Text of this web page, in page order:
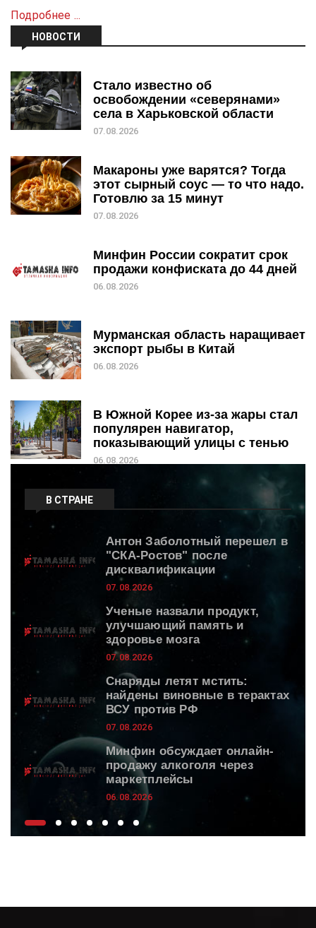
Подробнее ...
НОВОСТИ
Стало известно об
освобождении «северянами»
села в Харьковской области
07.08.2026
Макароны уже варятся? Тогда
этот сырный соус — то что надо.
Готовлю за 15 минут
07.08.2026
Минфин России сократит срок
продажи конфиската до 44 дней
06.08.2026
Мурманская область наращивает
экспорт рыбы в Китай
06.08.2026
В Южной Корее из-за жары стал
популярен навигатор,
показывающий улицы с тенью
06.08.2026
В СТРАНЕ
Антон Заболотный перешел в
"СКА-Ростов" после
дисквалификации
07.08.2026
Ученые назвали продукт,
улучшающий память и
здоровье мозга
07.08.2026
Снаряды летят мстить:
найдены виновные в терактах
ВСУ против РФ
07.08.2026
Минфин обсуждает онлайн-
продажу алкоголя через
маркетплейсы
06.08.2026
Губернатор Самарской
области обсудил с депутатом